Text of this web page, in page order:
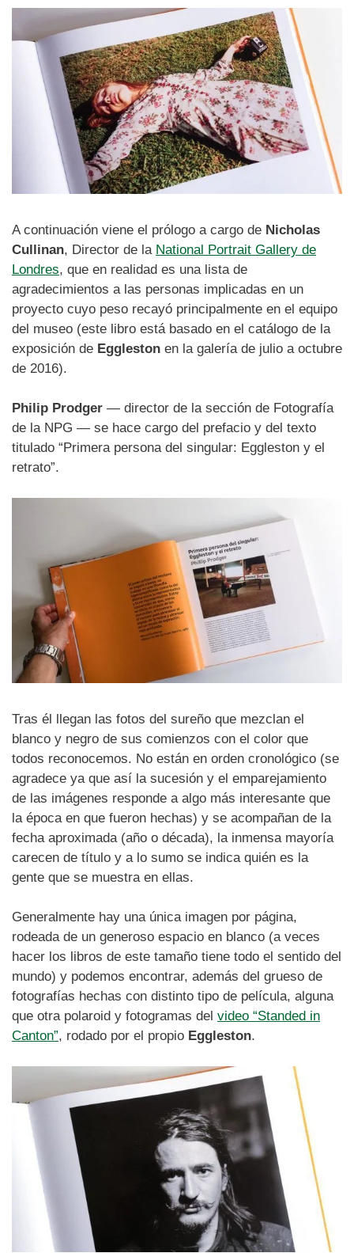
A continuación viene el prólogo a cargo de Nicholas
Cullinan, Director de la National Portrait Gallery de
Londres, que en realidad es una lista de
agradecimientos a las personas implicadas en un
proyecto cuyo peso recayó principalmente en el equipo
del museo (este libro está basado en el catálogo de la
exposición de Eggleston en la galería de julio a octubre
de 2016).
Philip Prodger — director de la sección de Fotografía
de la NPG — se hace cargo del prefacio y del texto
titulado “Primera persona del singular: Eggleston y el
retrato”.
Tras él llegan las fotos del sureño que mezclan el
blanco y negro de sus comienzos con el color que
todos reconocemos. No están en orden cronológico (se
agradece ya que así la sucesión y el emparejamiento
de las imágenes responde a algo más interesante que
la época en que fueron hechas) y se acompañan de la
fecha aproximada (año o década), la inmensa mayoría
carecen de título y a lo sumo se indica quién es la
gente que se muestra en ellas.
Generalmente hay una única imagen por página,
rodeada de un generoso espacio en blanco (a veces
hacer los libros de este tamaño tiene todo el sentido del
mundo) y podemos encontrar, además del grueso de
fotografías hechas con distinto tipo de película, alguna
que otra polaroid y fotogramas del video “Standed in
Canton”, rodado por el propio Eggleston.